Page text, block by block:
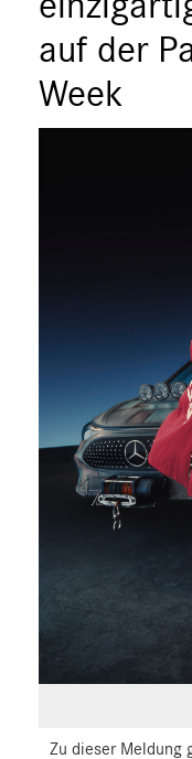
Marken & Produkte
MEDIA
ÜBER UNS
auf der
Week
Zu dieser Meldung